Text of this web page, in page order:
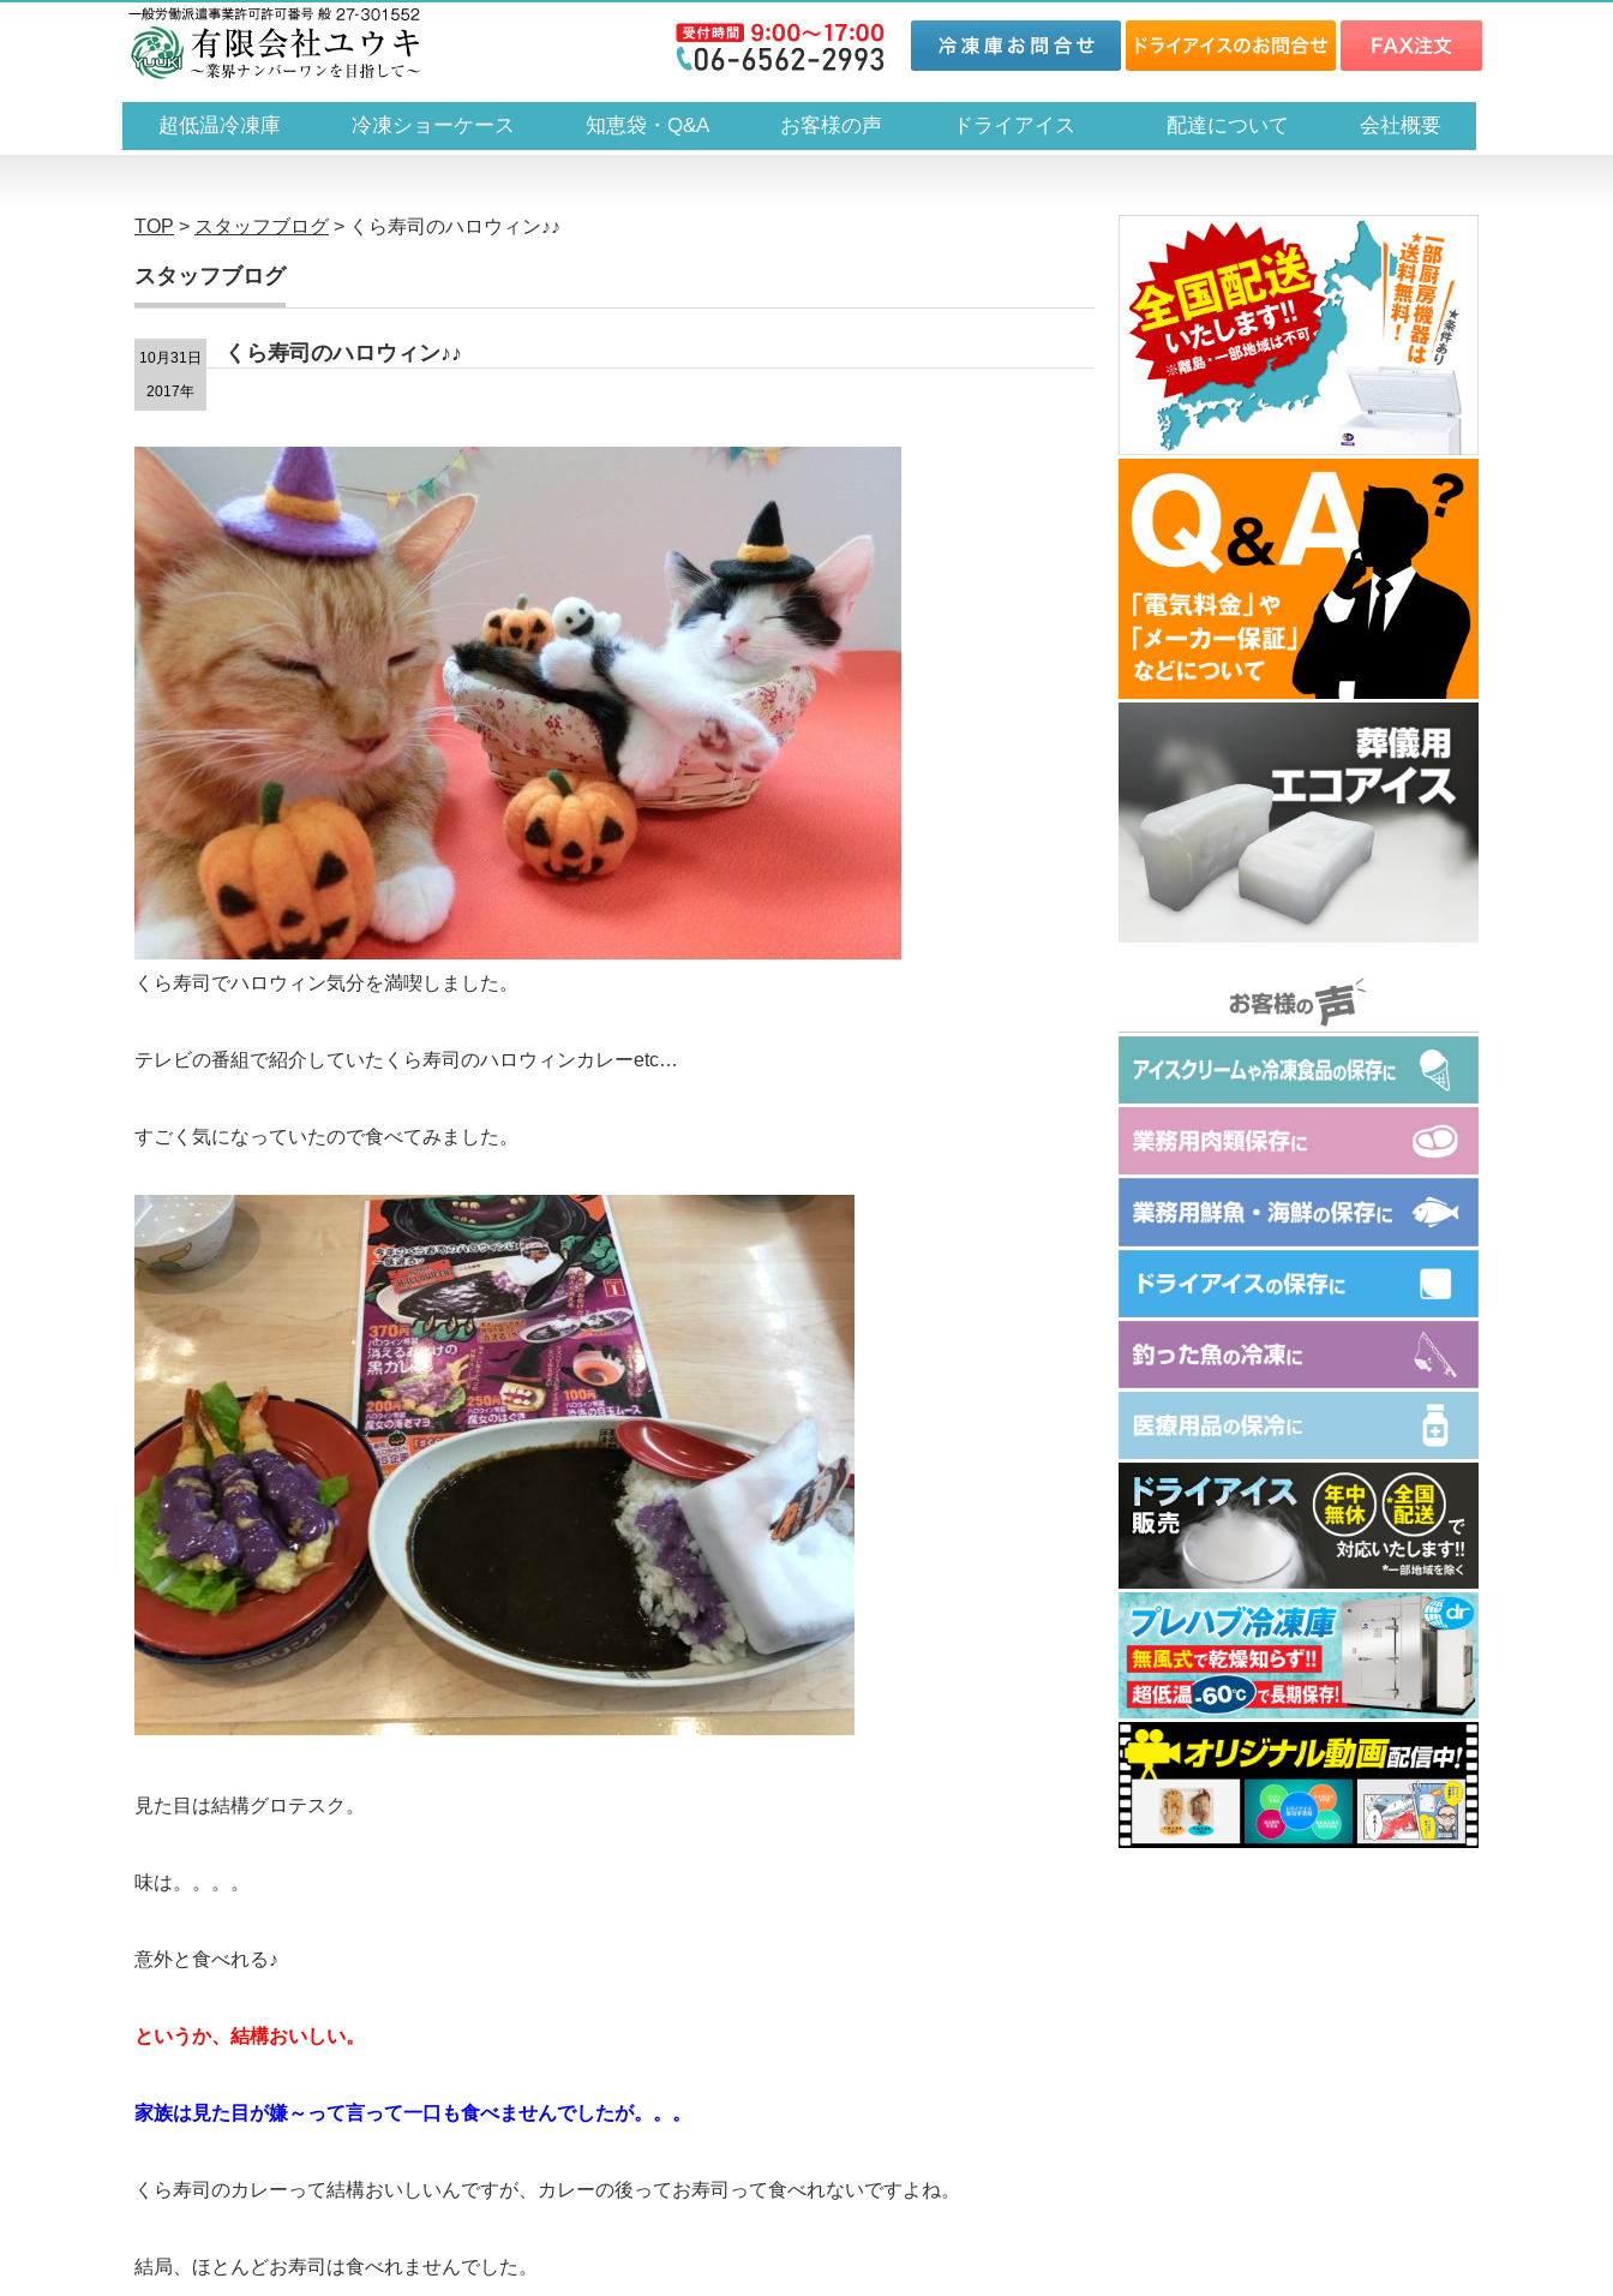
超低温冷凍庫 冷凍ショーケース 知恵袋・Q&A お客様の声 ドライアイス 配達について 会社概要
TOP > スタッフブログ > くら寿司のハロウィン♪♪
スタッフブログ
10月31日
2017年
くら寿司のハロウィン♪♪
くら寿司でハロウィン気分を満喫しました。
テレビの番組で紹介していたくら寿司のハロウィンカレーetc…
すごく気になっていたので食べてみました。
見た目は結構グロテスク。
味は。。。。
意外と食べれる♪
というか、結構おいしい。
家族は見た目が嫌～って言って一口も食べませんでしたが。。。
くら寿司のカレーって結構おいしいんですが、カレーの後ってお寿司って食べれないですよね。
結局、ほとんどお寿司は食べれませんでした。